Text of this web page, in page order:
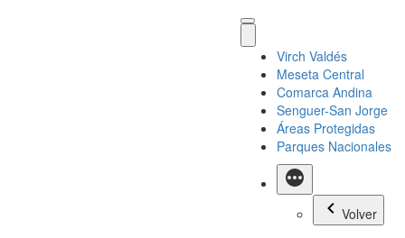
Virch Valdés
Meseta Central
Comarca Andina
Senguer-San Jorge
Áreas Protegidas
Parques Nacionales
Más
Volver